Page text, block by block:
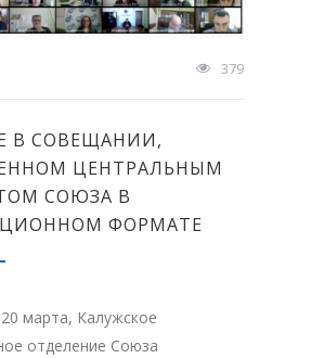
379
В СОВЕЩАНИИ,
ЦЕНТРАЛЬНЫМ
СОЮЗА В
ФОРМАТЕ
марта, Калужское
отделение Союза